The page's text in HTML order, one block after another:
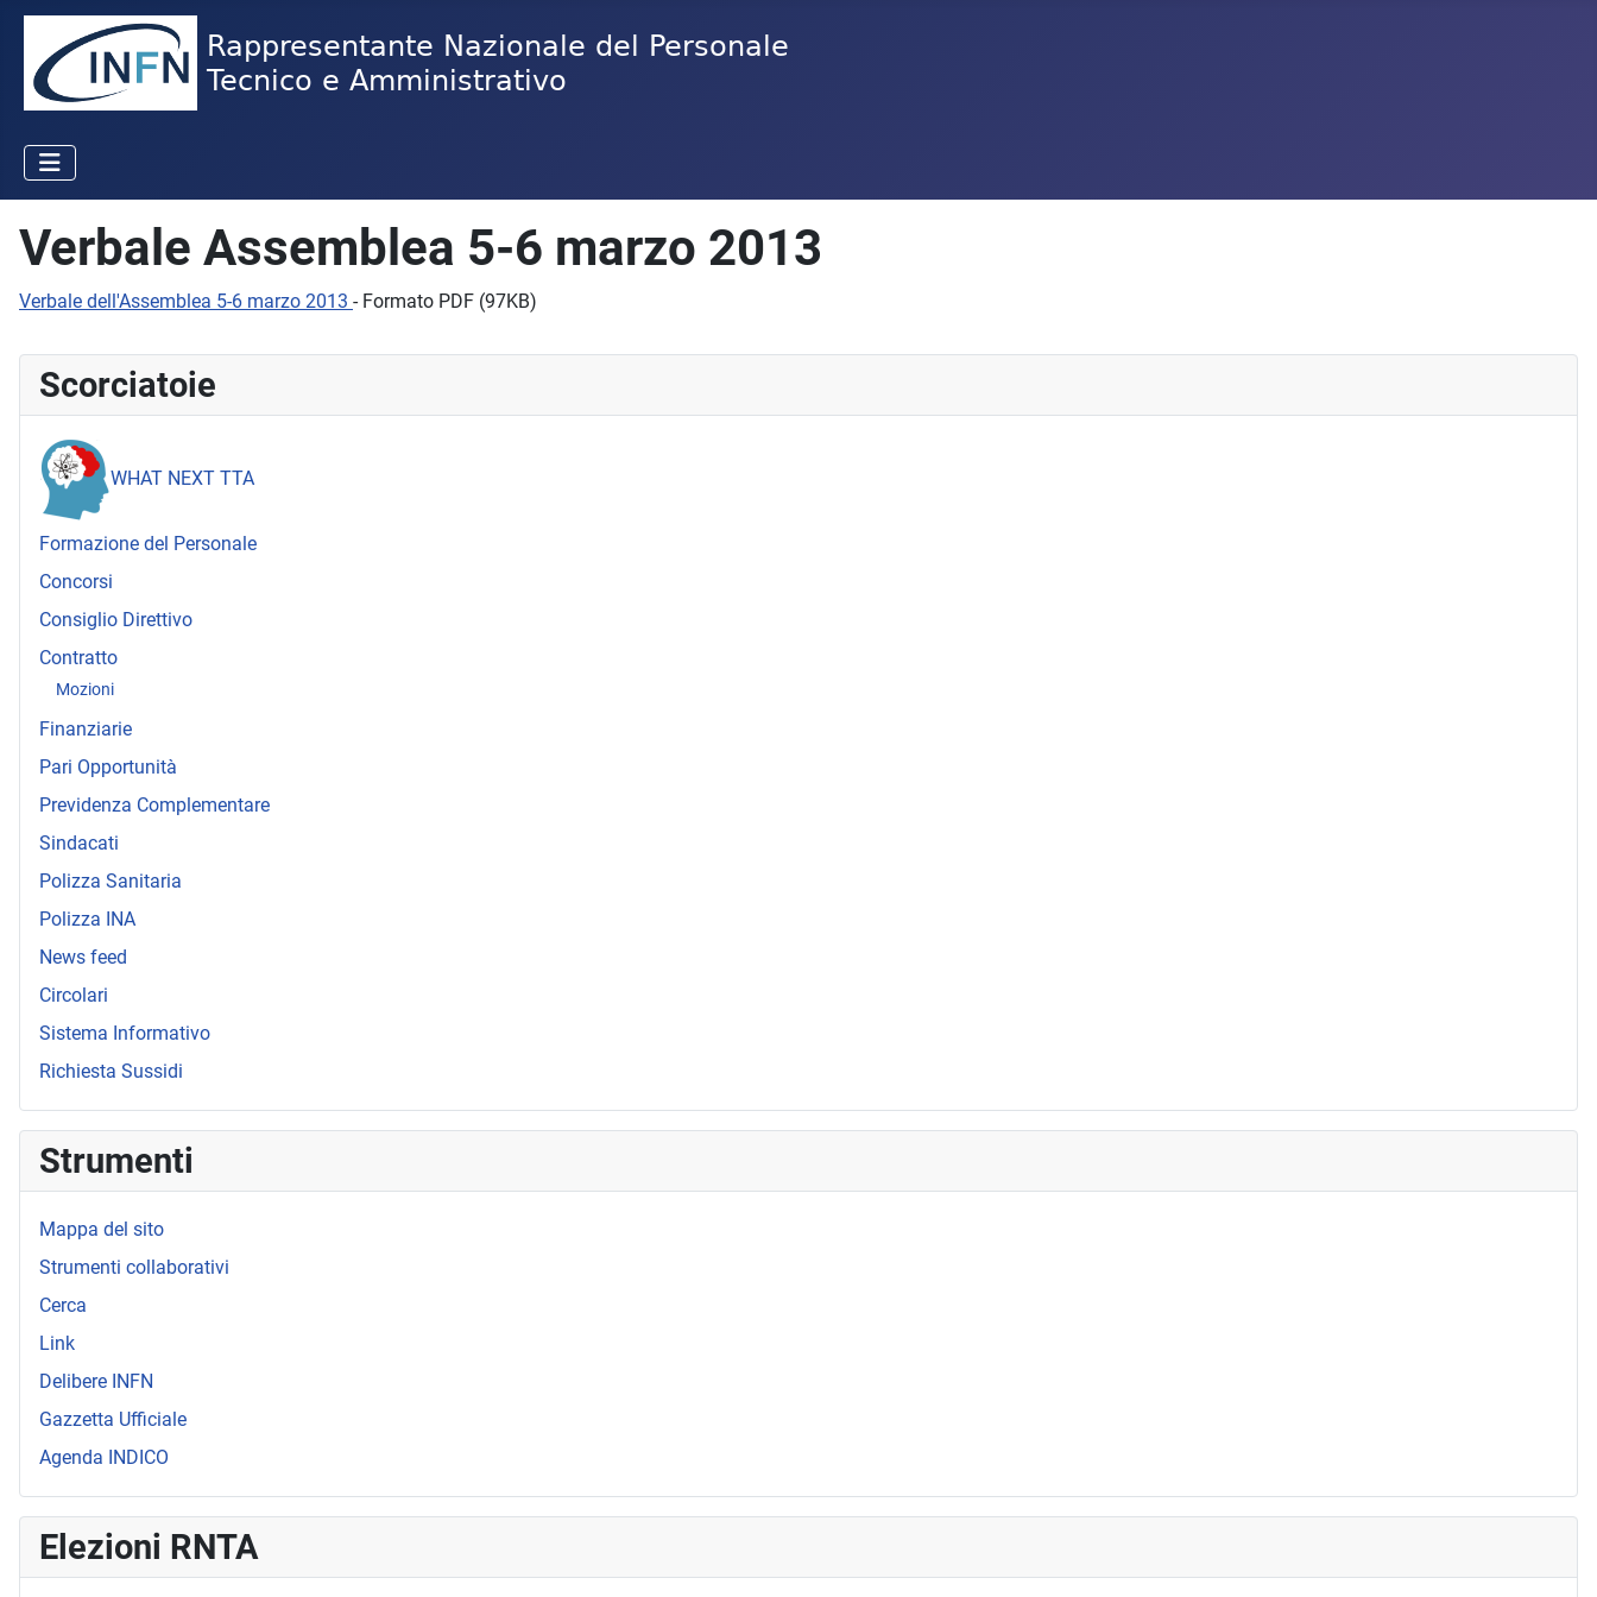
Scorciatoie
WHAT NEXT TTA
Formazione del Personale
Concorsi
Consiglio Direttivo
Contratto
Mozioni
Finanziarie
Pari Opportunità
Previdenza Complementare
Sindacati
Polizza Sanitaria
Polizza INA
News feed
Circolari
Sistema Informativo
Richiesta Sussidi
Strumenti
Mappa del sito
Strumenti collaborativi
Cerca
Link
Delibere INFN
Gazzetta Ufficiale
Agenda INDICO
Elezioni RNTA
Verbale Assemblea 5-6 marzo 2013
Verbale dell'Assemblea 5-6 marzo 2013 - Formato PDF (97KB)